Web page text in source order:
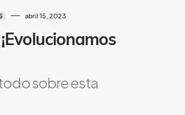
abril 15, 2023
sobre esta